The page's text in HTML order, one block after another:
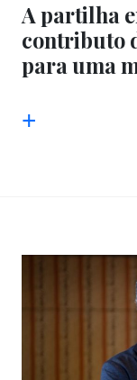
A partilha
contributo
para uma
+